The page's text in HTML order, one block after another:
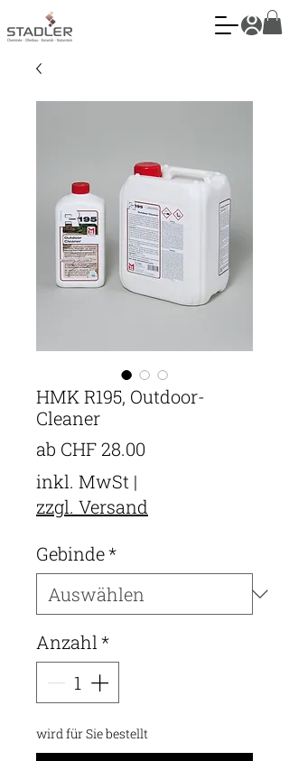
HMK R195, Outdoor-
Cleaner
ab CHF 28.00
inkl. MwSt |
zzgl. Versand
Gebinde*
Anzahl*
wird für Sie bestellt